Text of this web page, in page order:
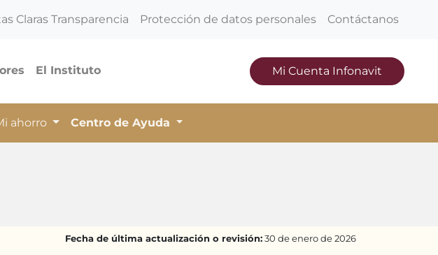
Claras Transparencia Protección de datos personales Contáctanos
El Instituto Mi Cuenta Infonavit
ahorro Centro de Ayuda
Fecha de última actualización o revisión: 30 de enero de 2026